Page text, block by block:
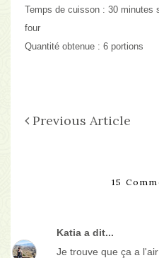
Temps de cuisson : 30 minutes
four
Quantité obtenue : 6 portions
Previous Article
15
Katia a dit...
Je trouve que ça a